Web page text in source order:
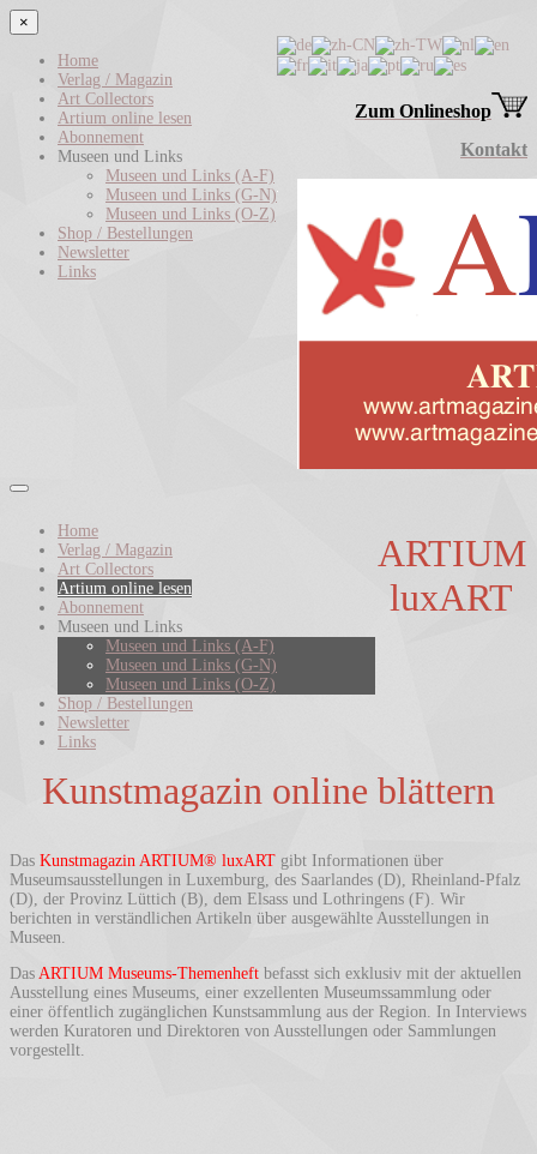
×
Home
Verlag / Magazin
Art Collectors
Artium online lesen
Abonnement
Museen und Links
Museen und Links (A-F)
Museen und Links (G-N)
Museen und Links (O-Z)
Shop / Bestellungen
Newsletter
Links
Zum Onlineshop
Kontakt
Home
Verlag / Magazin
Art Collectors
Artium online lesen
Abonnement
Museen und Links
Museen und Links (A-F)
Museen und Links (G-N)
Museen und Links (O-Z)
Shop / Bestellungen
Newsletter
Links
ARTIUM
luxART
Kunstmagazin online blättern
Das Kunstmagazin ARTIUM® luxART gibt Informationen über
Museumsausstellungen in Luxemburg, des Saarlandes (D), Rheinland-Pfalz
(D), der Provinz Lüttich (B), dem Elsass und Lothringens (F). Wir
berichten in verständlichen Artikeln über ausgewählte Ausstellungen in
Museen.
Das ARTIUM Museums-Themenheft befasst sich exklusiv mit der aktuellen
Ausstellung eines Museums, einer exzellenten Museumssammlung oder
einer öffentlich zugänglichen Kunstsammlung aus der Region. In Interviews
werden Kuratoren und Direktoren von Ausstellungen oder Sammlungen
vorgestellt.